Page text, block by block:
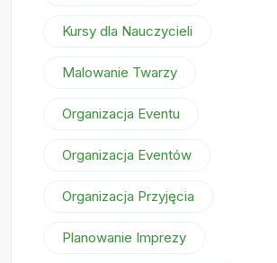
Kursy dla Nauczycieli
Malowanie Twarzy
Organizacja Eventu
Organizacja Eventów
Organizacja Przyjęcia
Planowanie Imprezy